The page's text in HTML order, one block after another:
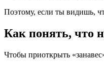
Поэтому, если ты видишь,
Как понять, что
Чтобы приоткрыть